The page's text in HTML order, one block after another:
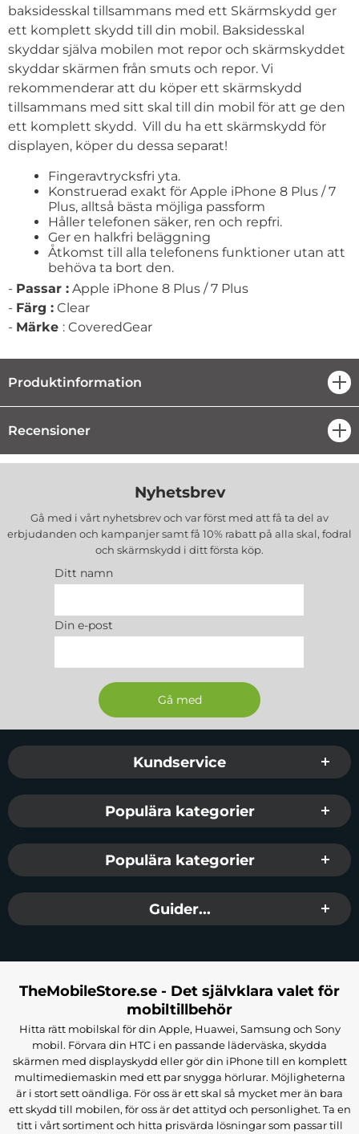
baksidesskal tillsammans med ett Skärmskydd ger
ett komplett skydd till din mobil. Baksidesskal
skyddar själva mobilen mot repor och skärmskyddet
skyddar skärmen från smuts och repor. Vi
rekommenderar att du köper ett skärmskydd
tillsammans med sitt skal till din mobil för att ge den
ett komplett skydd. Vill du ha ett skärmskydd för
displayen, köper du dessa separat!
Fingeravtrycksfri yta.
Konstruerad exakt för Apple iPhone 8 Plus / 7
Plus, alltså bästa möjliga passform
Håller telefonen säker, ren och repfri.
Ger en halkfri beläggning
Åtkomst till alla telefonens funktioner utan att
behöva ta bort den.
- Passar : Apple iPhone 8 Plus / 7 Plus
- Färg : Clear
- Märke : CoveredGear
Produktinformation
Recensioner
Nyhetsbrev
Gå med i vårt nyhetsbrev och var först med att få ta del av
erbjudanden och kampanjer samt få 10% rabatt på alla skal, fodral
och skärmskydd i ditt första köp.
Ditt namn
Din e-post
Sidfot Blandad info och länkar
Kundservice
Populära kategorier
Populära kategorier
Guider...
TheMobileStore.se - Det självklara valet för
mobiltillbehör
Hitta rätt mobilskal för din Apple, Huawei, Samsung och Sony
mobil. Förvara din HTC i en passande läderväska, skydda
skärmen med displayskydd eller gör din iPhone till en komplett
multimediemaskin med ett par snygga hörlurar. Möjligheterna
är i stort sett oändliga. För oss är ett skal så mycket mer än bara
ett skydd till mobilen, för oss är det attityd och personlighet. Ta en
titt i vårt sortiment och hitta prisvärda lösningar som passar till